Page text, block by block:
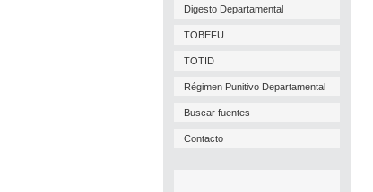
Digesto Departamental
TOBEFU
TOTID
Régimen Punitivo Departamental
Buscar fuentes
Contacto